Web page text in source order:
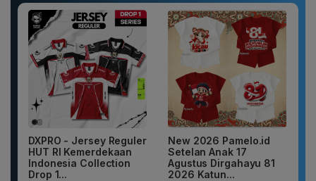
DXPRO - Jersey Reguler
HUT RI Kemerdekaan
Indonesia Collection
Drop 1...
New 2026 Pamelo.id
Setelan Anak 17
Agustus Dirgahayu 81
2026 Katun...